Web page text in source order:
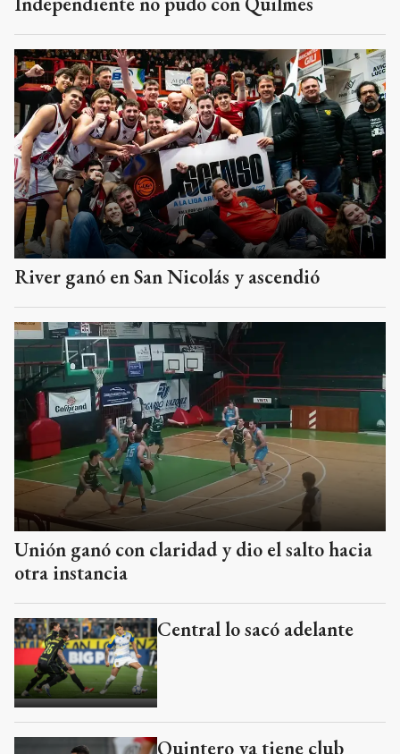
River ganó en San Nicolás y ascendió
Unión ganó con claridad y dio el salto hacia
otra instancia
Central lo sacó adelante
Quintero ya tiene club